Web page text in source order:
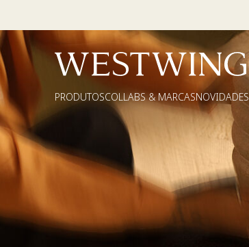
PRODUTOSCOLLABS & MARCASNOVIDADES